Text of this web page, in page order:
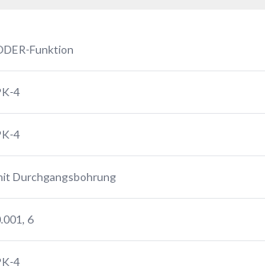
Funktion
4
4
Durchgangsbohrung
6
4